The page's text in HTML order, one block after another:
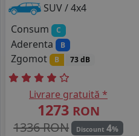
SUV / 4x4
Consum
C
Aderenta B
Zgomot B 73 dB
Livrare gratuită *
1273 RON
1336 RON
Discount 4%